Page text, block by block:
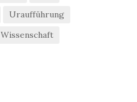
Uraufführung
Wissenschaft